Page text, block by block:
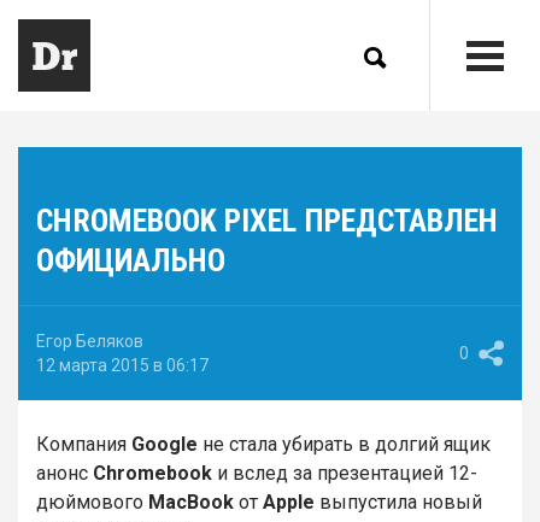
CHROMEBOOK PIXEL ПРЕДСТАВЛЕН
ОФИЦИАЛЬНО
Егор Беляков
12 марта 2015 в 06:17
0
Компания Google не стала убирать в долгий ящик
анонс Chromebook и вслед за презентацией 12-
дюймового MacBook от Apple выпустила новый